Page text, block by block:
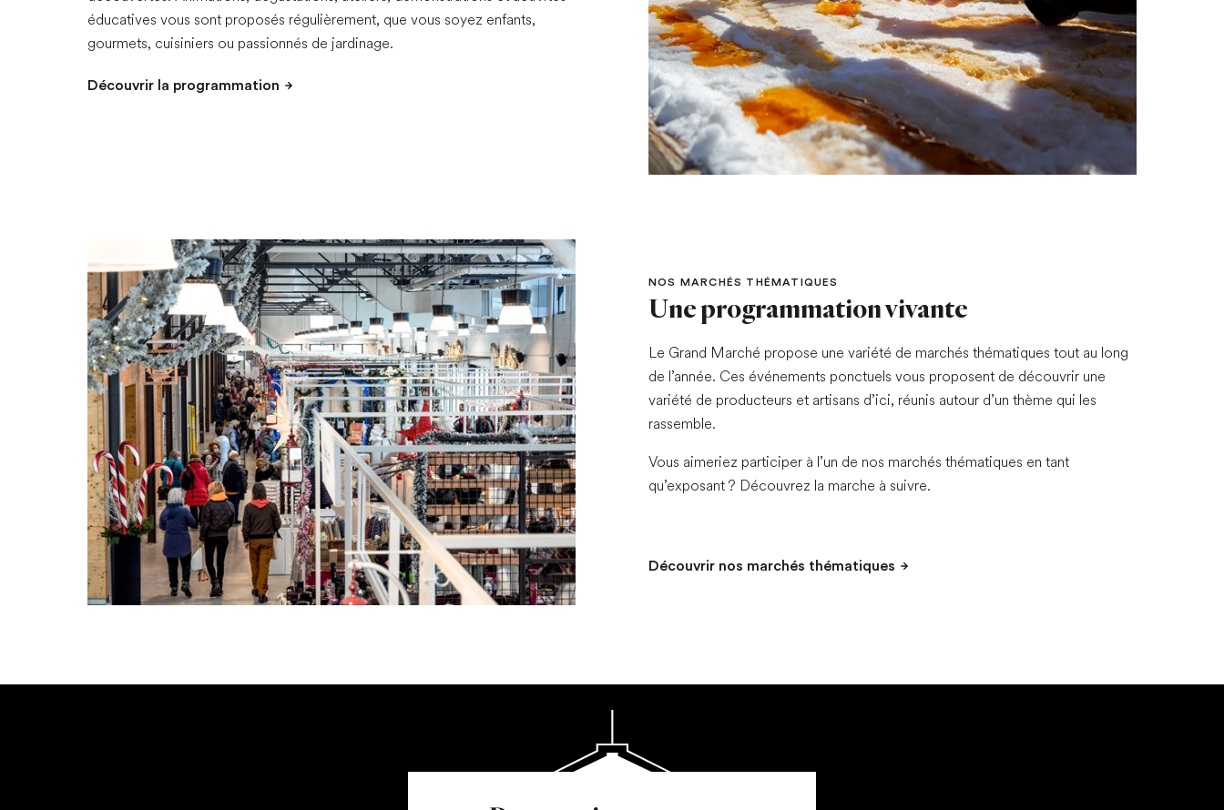
éducatives vous sont proposés régulièrement, que vous soyez enfants,
gourmets, cuisiniers ou passionnés de jardinage.
Découvrir la programmation
NOS MARCHÉS THÉMATIQUES
Une programmation vivante
Le Grand Marché propose une variété de marchés thématiques tout au long
de l’année. Ces événements ponctuels vous proposent de découvrir une
variété de producteurs et artisans d’ici, réunis autour d’un thème qui les
rassemble.
Vous aimeriez participer à l’un de nos marchés thématiques en tant
qu’exposant ? Découvrez la marche à suivre.
Découvrir nos marchés thématiques